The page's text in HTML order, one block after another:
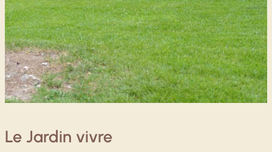
Le Jardin vivre